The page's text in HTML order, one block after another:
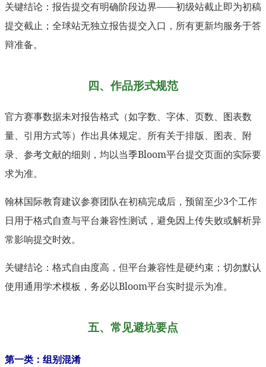
关键结论：报告提交有明确阶段边界——初级站截止即为初稿
提交截止；全球站无独立报告提交入口，所有更新均服务于答
辩准备。
四、作品形式规范
官方赛事数据未对报告格式（如字数、字体、页数、图表数
量、引用方式等）作出具体规定。所有关于排版、图表、附
录、参考文献的细则，均以当季Bloom平台提交页面的实际要
求为准。
翰林国际教育建议参赛团队在初稿完成后，预留至少3个工作
日用于格式自查与平台兼容性测试，避免因上传失败或解析异
常影响提交时效。
关键结论：格式自由度高，但平台兼容性是硬约束；切勿默认
使用通用学术模板，务必以Bloom平台实时提示为准。
五、常见避坑要点
第一类：组别混淆